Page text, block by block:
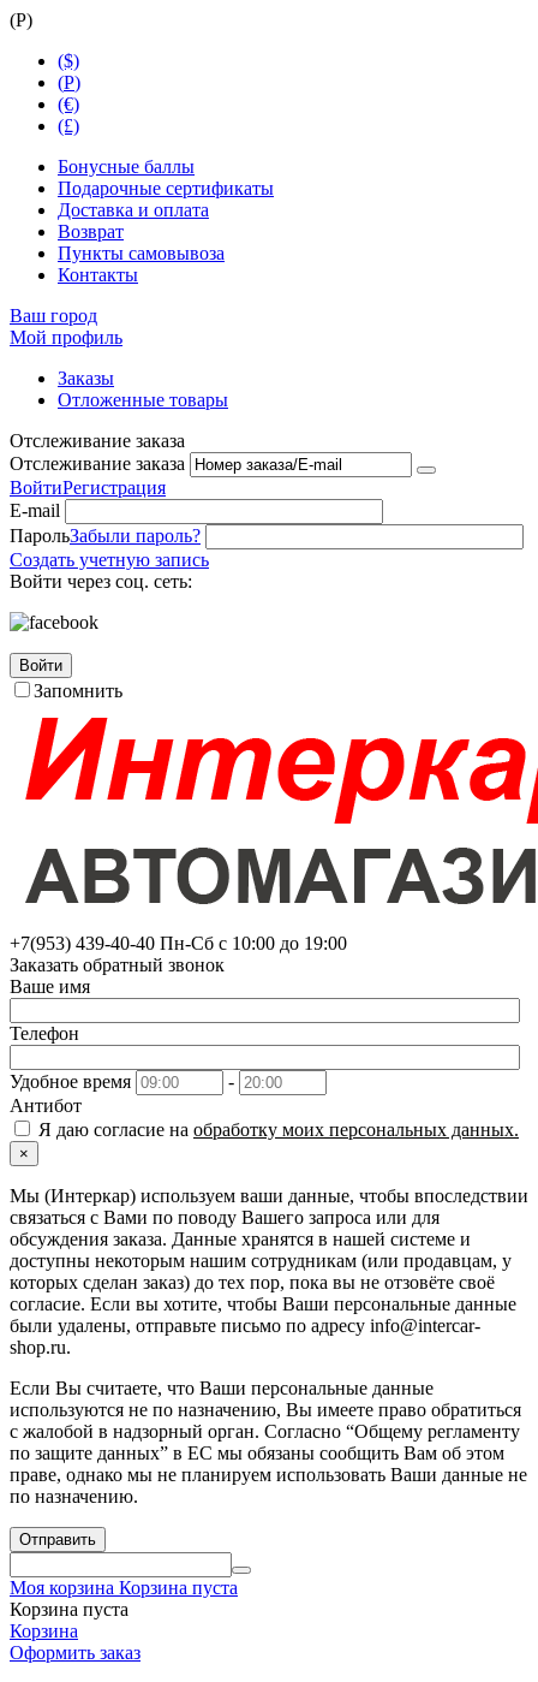
(Р)
($)
(Р)
(€)
(£)
Бонусные баллы
Подарочные сертификаты
Доставка и оплата
Возврат
Пункты самовывоза
Контакты
Ваш город
Мой профиль
Заказы
Отложенные товары
Отслеживание заказа
Отслеживание заказа
ВойтиРегистрация
E-mail
ПарольЗабыли пароль?
Создать учетную запись
Войти через соц. сеть:
Войти
Запомнить
+7(953) 439-40-40 Пн-Сб с 10:00 до 19:00
Заказать обратный звонок
Ваше имя
Телефон
Удобное время
-
Антибот
Я даю согласие на обработку моих персональных данных.
×
Мы (Интеркар) используем ваши данные, чтобы впоследствии
связаться с Вами по поводу Вашего запроса или для
обсуждения заказа. Данные хранятся в нашей системе и
доступны некоторым нашим сотрудникам (или продавцам, у
которых сделан заказ) до тех пор, пока вы не отзовёте своё
согласие. Если вы хотите, чтобы Ваши персональные данные
были удалены, отправьте письмо по адресу info@intercar-
shop.ru.
Если Вы считаете, что Ваши персональные данные
используются не по назначению, Вы имеете право обратиться
с жалобой в надзорный орган. Согласно “Общему регламенту
по защите данных” в ЕС мы обязаны сообщить Вам об этом
праве, однако мы не планируем использовать Ваши данные не
по назначению.
Отправить
Моя корзина Корзина пуста
Корзина пуста
Корзина
Оформить заказ